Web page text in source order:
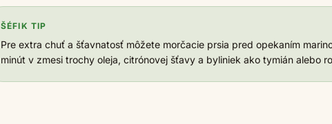
ŠÉFIK TIP
Pre extra chuť a šťavnatosť môžete morčacie prsia pred opekaním
minút v zmesi trochy oleja, citrónovej šťavy a byliniek ako tymián alebo